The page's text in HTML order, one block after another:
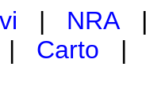
| NRA
| Carto